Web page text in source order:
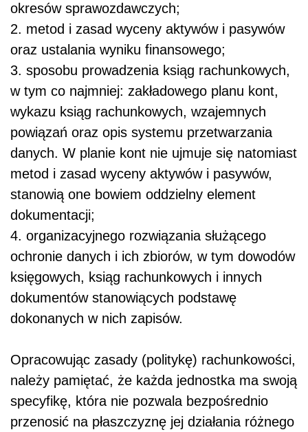
okresów sprawozdawczych;
2. metod i zasad wyceny aktywów i pasywów
oraz ustalania wyniku finansowego;
3. sposobu prowadzenia ksiąg rachunkowych,
w tym co najmniej: zakładowego planu kont,
wykazu ksiąg rachunkowych, wzajemnych
powiązań oraz opis systemu przetwarzania
danych. W planie kont nie ujmuje się natomiast
metod i zasad wyceny aktywów i pasywów,
stanowią one bowiem oddzielny element
dokumentacji;
4. organizacyjnego rozwiązania służącego
ochronie danych i ich zbiorów, w tym dowodów
księgowych, ksiąg rachunkowych i innych
dokumentów stanowiących podstawę
dokonanych w nich zapisów.
Opracowując zasady (politykę) rachunkowości,
należy pamiętać, że każda jednostka ma swoją
specyfikę, która nie pozwala bezpośrednio
przenosić na płaszczyznę jej działania różnego